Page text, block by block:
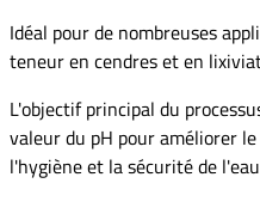
Idéal pour de nombreuses
teneur en cendres et en
L'objectif principal du
valeur du pH pour améliorer
l'hygiène et la sécurité de